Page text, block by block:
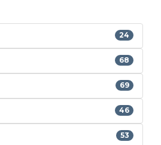
24
68
69
46
53